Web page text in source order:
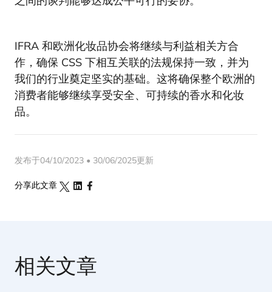
IFRA 和欧洲化妆品协会将继续与利益相关方合
作，确保 CSS 下相互关联的法规保持一致，并为
我们的行业奠定坚实的基础。这将确保整个欧洲的
消费者能够继续享受安全、可持续的香水和化妆
品。
发布于04/10/2023 • 30/06/2025更新
分享此文章
相关文章